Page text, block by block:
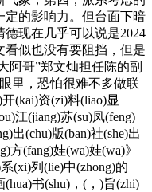
定的影响力。但台面下暗
现在几乎可以说是2024
似也没有要阻挡，但是
阿哥”郑文灿担任陈的副
里，恐怕很难不多做联
资(zi)料(liao)显
江(jiang)苏(su)凤(feng)
出(chu)版(ban)社(she)出
方(fang)娃(wa)娃(wa)》
(xi)列(lie)中(zhong)的
书(shu)，(，)旨(zhi)